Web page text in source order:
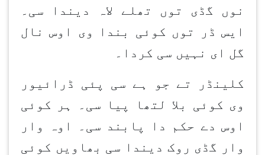
نوں گڈی توں تھلے لاہ دیندا سی۔
ایس ڈر توں کوئی بندا وی اوس نال
گل ای نہیں سی کردا۔
کلینڈر تے جو ہے سی پئی ڈرائیور
وی کوئی بلا لتھا پیا سی۔ ہر کوئی
اوس دے حکم دا پابند سی۔ اوہ وار
وار گڈی روک دیندا سی بھاویں کوئی